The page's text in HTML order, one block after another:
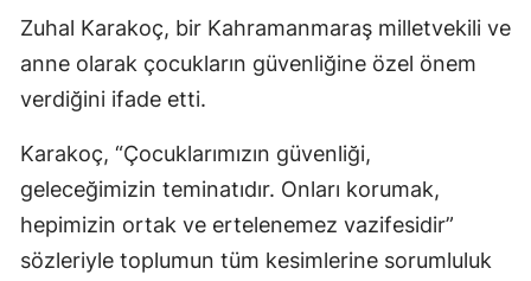
Zuhal Karakoç, bir Kahramanmaraş milletvekili ve
anne olarak çocukların güvenliğine özel önem
verdiğini ifade etti.
Karakoç, “Çocuklarımızın güvenliği,
geleceğimizin teminatıdır. Onları korumak,
hepimizin ortak ve ertelenemez vazifesidir”
sözleriyle toplumun tüm kesimlerine sorumluluk